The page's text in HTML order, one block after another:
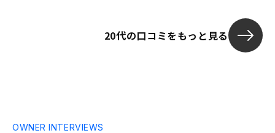
20代の口コミをもっと見る
OWNER INTERVIEWS